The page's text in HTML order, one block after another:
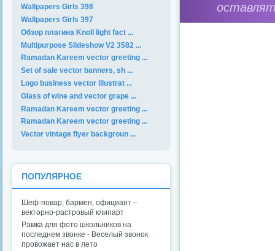
Wallpapers Girls 398
Wallpapers Girls 397
Обзор плагина Knoll light fact ...
Multipurpose Slideshow V2 3582 ...
Ramadan Kareem vector greeting ...
Set of sale vector banners, sh ...
Logo business vector illustrat ...
Glass of wine and vector grape ...
Ramadan Kareem vector greeting ...
Ramadan Kareem vector greeting ...
Vector vintage flyer backgroun ...
ПОПУЛЯРНОЕ
Шеф-повар, бармен, официант –
векторно-растровый клипарт
Рамка для фото школьников на
последнем звонке - Веселый звонок
провожает нас в лето